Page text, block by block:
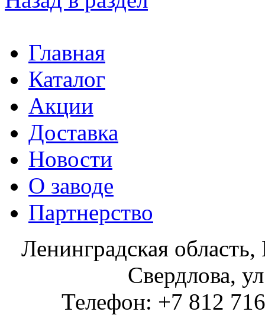
Главная
Каталог
Акции
Доставка
Новости
О заводе
Партнерство
Ленинградская
Свердлова,
Телефон: +7 812